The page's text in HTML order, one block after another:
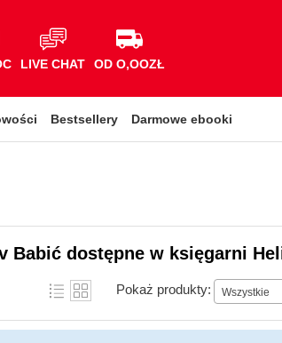
LIVE CHAT OD O,OOZŁ
Bestsellery Darmowe ebooki
Babić dostępne w księgarni
Pokaż produkty: Wszystkie